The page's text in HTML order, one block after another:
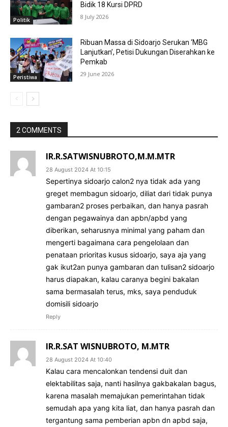
Politik
Bidik 18 Kursi DPRD
8 July 2026
Peristiwa
Ribuan Massa di Sidoarjo Serukan ‘MBG
Lanjutkan’, Petisi Dukungan Diserahkan ke
Pemkab
29 June 2026
2 COMMENTS
IR.R.SATWISNUBROTO,M.M.MTR
28 August 2024 At 10:15
Sepertinya sidoarjo calon2 nya tidak ada yang
greget membagun sidoarjo, diliat dari tidak punya
gambaran2 proses perbaikan, dan hanya pasrah
dengan pegawainya dan apbn/apbd yang
diberikan, seharusnya minimal yang paham dan
mengerti bagaimana cara pengelolaan dan
penataan prioritas kusus sidoarjo, saya aja yang
gak ikut2an punya gambaran dan tulisan2 sidoarjo
harus diapakan, kalau caranya begini bakalan
sama bermasalah terus, mks, saya penduduk
domisili sidoarjo
Reply
IR.R.SAT WISNUBROTO, M.MTR
28 August 2024 At 10:40
Kalau cara mencalonkan tendensi duit dan
elektabilitas saja, nanti hasilnya gakbakalan bagus,
karena masalah memajukan pemerintahan tidak
semudah apa yang kita liat, dan hanya pasrah dan
tergantung sama pemberian apbn dn apbd saja,